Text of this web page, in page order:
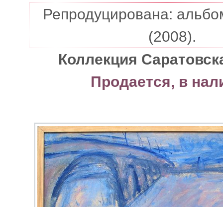
Репродуцирована:
(2008).
Коллекция
Продается, в